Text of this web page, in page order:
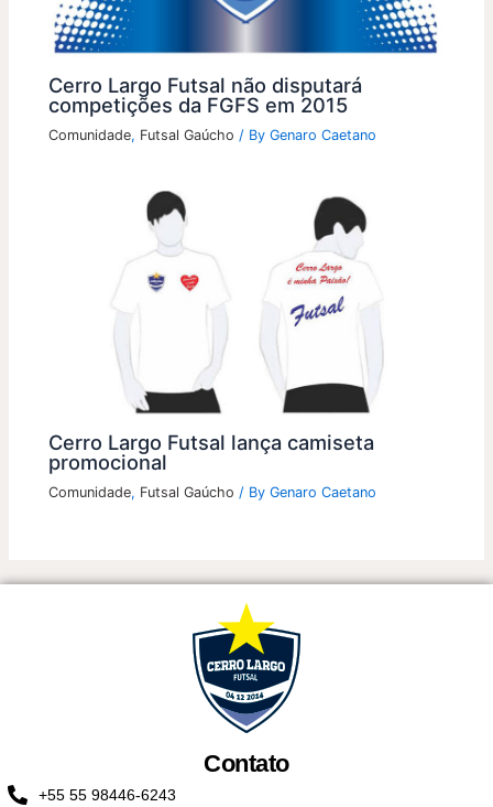
Cerro Largo Futsal não disputará
competições da FGFS em 2015
Comunidade, Futsal Gaúcho / ByGenaro Caetano
Cerro Largo Futsal lança camiseta
promocional
Comunidade, Futsal Gaúcho / ByGenaro Caetano
Contato
+55 55 98446-6243